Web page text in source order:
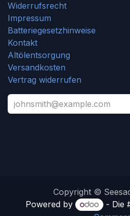
Widerrufsrecht
Impressum
Batteriegesetzhinweise
Kontakt
Altölentsorgung
Versandkosten
Vertrag widerrufen
Copyright ©
Powered by
- Die